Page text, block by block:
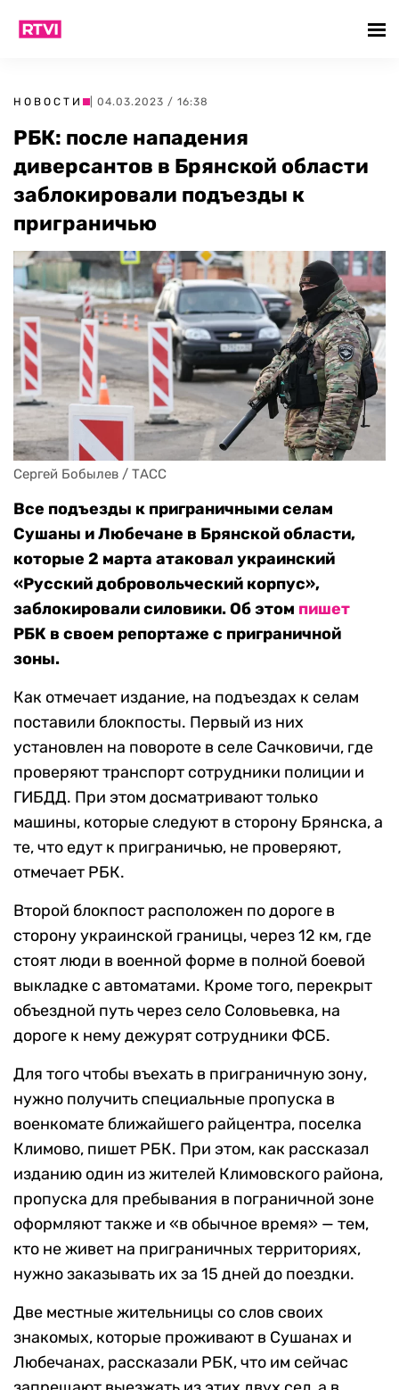
НОВОСТИ | 04.03.2023 / 16:38
РБК: после нападения
диверсантов в Брянской области
заблокировали подъезды к
приграничью
Сергей Бобылев / ТАСС
Все подъезды к приграничными селам
Сушаны и Любечане в Брянской области,
которые 2 марта атаковал украинский
«Русский добровольческий корпус»,
заблокировали силовики. Об этом пишет
РБК в своем репортаже с приграничной
зоны.
Как отмечает издание, на подъездах к селам
поставили блокпосты. Первый из них
установлен на повороте в селе Сачковичи, где
проверяют транспорт сотрудники полиции и
ГИБДД. При этом досматривают только
машины, которые следуют в сторону Брянска, а
те, что едут к приграничью, не проверяют,
отмечает РБК.
Второй блокпост расположен по дороге в
сторону украинской границы, через 12 км, где
стоят люди в военной форме в полной боевой
выкладке с автоматами. Кроме того, перекрыт
объездной путь через село Соловьевка, на
дороге к нему дежурят сотрудники ФСБ.
Для того чтобы въехать в приграничную зону,
нужно получить специальные пропуска в
военкомате ближайшего райцентра, поселка
Климово, пишет РБК. При этом, как рассказал
изданию один из жителей Климовского района,
пропуска для пребывания в пограничной зоне
оформляют также и «в обычное время» — тем,
кто не живет на приграничных территориях,
нужно заказывать их за 15 дней до поездки.
Две местные жительницы со слов своих
знакомых, которые проживают в Сушанах и
Любечанах, рассказали РБК, что им сейчас